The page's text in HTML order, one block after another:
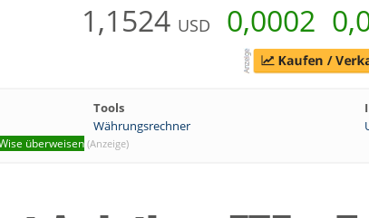
1,1524 USD 0,0002
Tools
Währungsrechner
überweisen (Anzeige)